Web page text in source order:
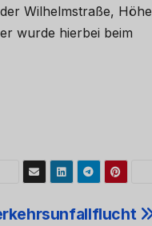
Wilhelmstraße, Höhe
wurde hierbei beim